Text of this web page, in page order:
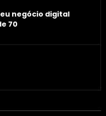
negócio digital
70